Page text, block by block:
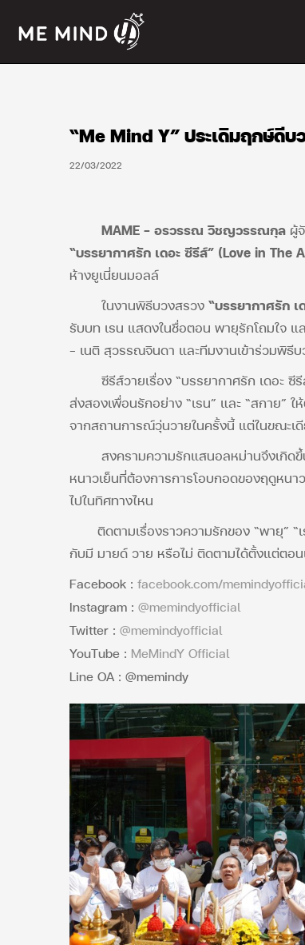
“Me Mind Y” ประเดิมฤกษ์ดีบ
22/03/2022
MAME – อรวรรณ วิชญวรรณกุล ผู้
“บรรยากาศรัก เดอะ ซีรีส์” (Love in The
ห้างยูเนี่ยนมอลล์
ในงานพิธีบวงสรวง “บรรยากาศรัก เ
รับบท เรน แสดงในชื่อตอน พายุรักโถมใจ
– เนติ สุวรรณจินดา และทีมงานเข้าร่วมพิธี
ซีรีส์วายเรื่อง “บรรยากาศรัก เดอะ ซีรี
ส่งสองเพื่อนรักอย่าง “เรน” และ “สกาย”
จากสถานการณ์วุ่นวายในครั้งนี้ แต่ในขณะเ
สงครามความรักแสนอลหม่านจึงเกิดขึ้น
หนาวเย็นที่ต้องการการโอบกอดของฤดูหน
ไปในทิศทางไหน
ติดตามเรื่องราวความรักของ “พายุ” “เร
กับมี มายด์ วาย หรือไม่ ติดตามได้ตั้งแต่ตอ
Facebook : facebook.com/
Instagram : @memindyofficial
Twitter : @memindyofficial
YouTube : MeMindY Official
Line OA : @memindy